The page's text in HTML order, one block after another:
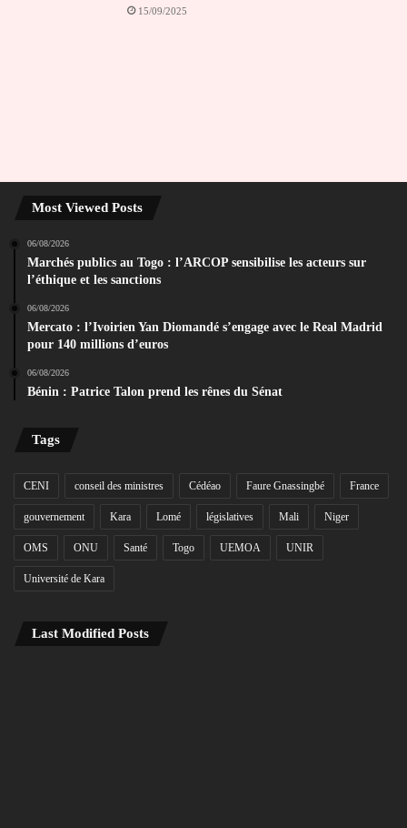
15/09/2025
Most Viewed Posts
06/08/2026
Marchés publics au Togo : l’ARCOP sensibilise les acteurs sur
l’éthique et les sanctions
06/08/2026
Mercato : l’Ivoirien Yan Diomandé s’engage avec le Real Madrid
pour 140 millions d’euros
06/08/2026
Bénin : Patrice Talon prend les rênes du Sénat
Tags
CENI conseil des ministres Cédéao Faure Gnassingbé France
gouvernement Kara Lomé législatives Mali Niger
OMS ONU Santé Togo UEMOA UNIR
Université de Kara
Last Modified Posts